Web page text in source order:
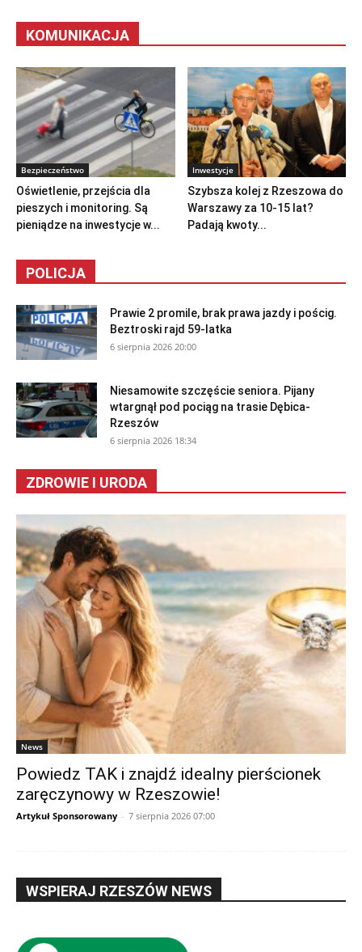
KOMUNIKACJA
Bezpieczeństwo
Oświetlenie, przejścia dla
pieszych i monitoring. Są
pieniądze na inwestycje w...
Inwestycje
Szybsza kolej z Rzeszowa do
Warszawy za 10-15 lat?
Padają kwoty...
POLICJA
Prawie 2 promile, brak prawa jazdy i pościg.
Beztroski rajd 59-latka
6 sierpnia 2026 20:00
Niesamowite szczęście seniora. Pijany
wtargnął pod pociąg na trasie Dębica-
Rzeszów
6 sierpnia 2026 18:34
ZDROWIE I URODA
News
Powiedz TAK i znajdź idealny pierścionek
zaręczynowy w Rzeszowie!
Artykuł Sponsorowany - 7 sierpnia 2026 07:00
WSPIERAJ RZESZÓW NEWS